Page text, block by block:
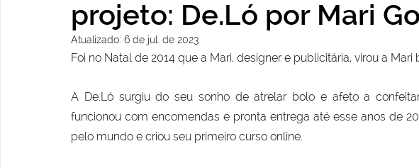
projeto: De.Ló por Mari
Atualizado: 6 de jul. de 2023
Foi no Natal de 2014 que a Mari, designer e publicitária, virou a Mari
A De.Ló surgiu do seu sonho de atrelar bolo e afeto a
funcionou com encomendas e pronta entrega até esse anos de
pelo mundo e criou seu primeiro curso online.